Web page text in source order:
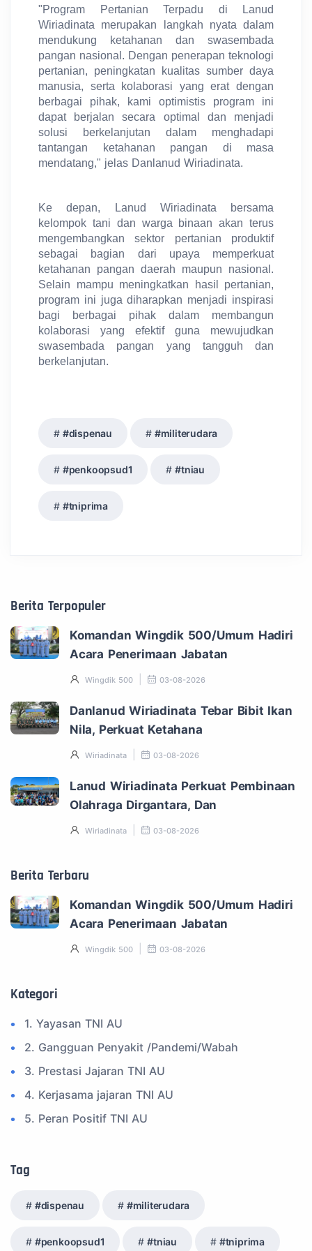
"Program Pertanian Terpadu di Lanud
Wiriadinata merupakan langkah nyata dalam
mendukung ketahanan dan swasembada
pangan nasional. Dengan penerapan teknologi
pertanian, peningkatan kualitas sumber daya
manusia, serta kolaborasi yang erat dengan
berbagai pihak, kami optimistis program ini
dapat berjalan secara optimal dan menjadi
solusi berkelanjutan dalam menghadapi
tantangan ketahanan pangan di masa
mendatang," jelas Danlanud Wiriadinata.
Ke depan, Lanud Wiriadinata bersama
kelompok tani dan warga binaan akan terus
mengembangkan sektor pertanian produktif
sebagai bagian dari upaya memperkuat
ketahanan pangan daerah maupun nasional.
Selain mampu meningkatkan hasil pertanian,
program ini juga diharapkan menjadi inspirasi
bagi berbagai pihak dalam membangun
kolaborasi yang efektif guna mewujudkan
swasembada pangan yang tangguh dan
berkelanjutan.
#dispenau #militerudara
#penkoopsud1 #tniau
#tniprima
Berita Terpopuler
Komandan Wingdik 500/Umum Hadiri
Acara Penerimaan Jabatan
Wingdik 500 03-08-2026
Danlanud Wiriadinata Tebar Bibit Ikan
Nila, Perkuat Ketahana
Wiriadinata 03-08-2026
Lanud Wiriadinata Perkuat Pembinaan
Olahraga Dirgantara, Dan
Wiriadinata 03-08-2026
Berita Terbaru
Komandan Wingdik 500/Umum Hadiri
Acara Penerimaan Jabatan
Wingdik 500 03-08-2026
Kategori
1. Yayasan TNI AU
2. Gangguan Penyakit /Pandemi/Wabah
3. Prestasi Jajaran TNI AU
4. Kerjasama jajaran TNI AU
5. Peran Positif TNI AU
7. Spam Bukan Berita TNI
9. Tni au
10. Masalah anggota TNI AU
Tag
#dispenau #militerudara
#penkoopsud1 #tniau #tniprima